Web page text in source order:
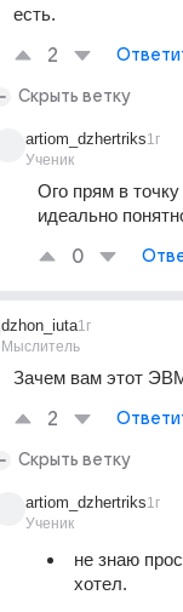
есть.
2
Скрыть ветку
artiom_dzhertriks
Ученик
1г
Ого прям в
идеально
0
dzhon_iuta
Мыслитель
1г
Зачем вам этот
2
Скрыть ветку
artiom_dzhertriks
Ученик
1г
не знаю
хотел.